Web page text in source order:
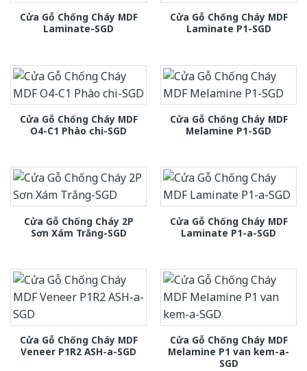
Cửa Gỗ Chống Cháy MDF
Laminate-SGD
Cửa Gỗ Chống Cháy MDF
Laminate P1-SGD
Cửa Gỗ Chống Cháy MDF
O4-C1 Phào chi-SGD
Cửa Gỗ Chống Cháy MDF
Melamine P1-SGD
Cửa Gỗ Chống Cháy 2P
Sơn Xám Trắng-SGD
Cửa Gỗ Chống Cháy MDF
Laminate P1-a-SGD
Cửa Gỗ Chống Cháy MDF
Veneer P1R2 ASH-a-SGD
Cửa Gỗ Chống Cháy MDF
Melamine P1 van kem-a-
SGD